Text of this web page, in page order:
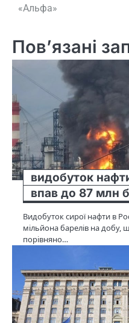
«Альфа»
Пов’язані
видобуток
впав до 87 млн
Видобуток сирої нафти в
мільйона барелів на
порівняно…